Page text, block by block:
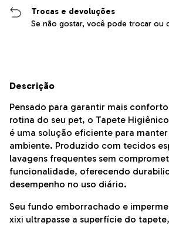
Trocas e devoluções
Se não gostar, você pode trocar ou
Descrição
Pensado para garantir mais
rotina do seu pet, o Tapete
é uma solução eficiente para
ambiente. Produzido com tecidos
lavagens frequentes sem
funcionalidade, oferecendo
desempenho no uso diário.
Seu fundo emborrachado e
xixi ultrapasse a superfície do